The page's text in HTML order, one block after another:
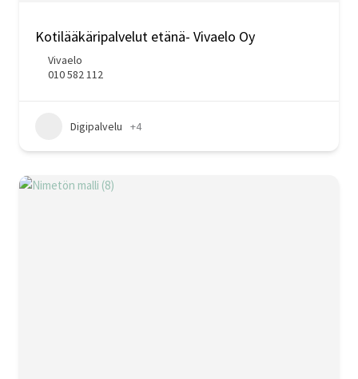
Kotilääkäripalvelut etänä- Vivaelo Oy
Vivaelo
010 582 112
Digipalvelu +4